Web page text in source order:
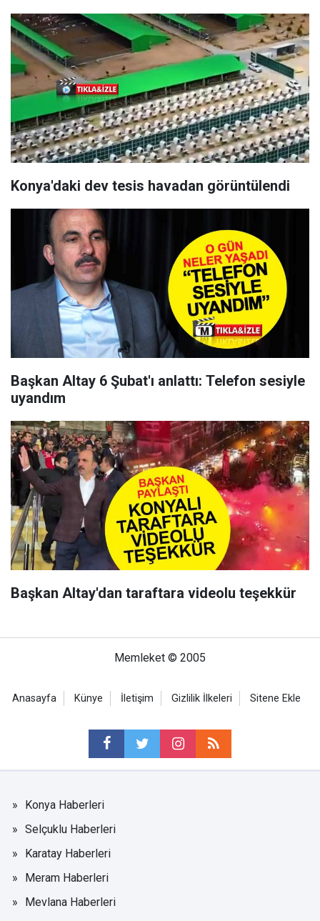
Konya'daki dev tesis havadan görüntülendi
Başkan Altay 6 Şubat'ı anlattı: Telefon sesiyle
uyandım
Başkan Altay'dan taraftara videolu teşekkür
Memleket © 2005
Anasayfa Künye İletişim Gizlilik İlkeleri Sitene Ekle
Konya Haberleri
Selçuklu Haberleri
Karatay Haberleri
Meram Haberleri
Mevlana Haberleri